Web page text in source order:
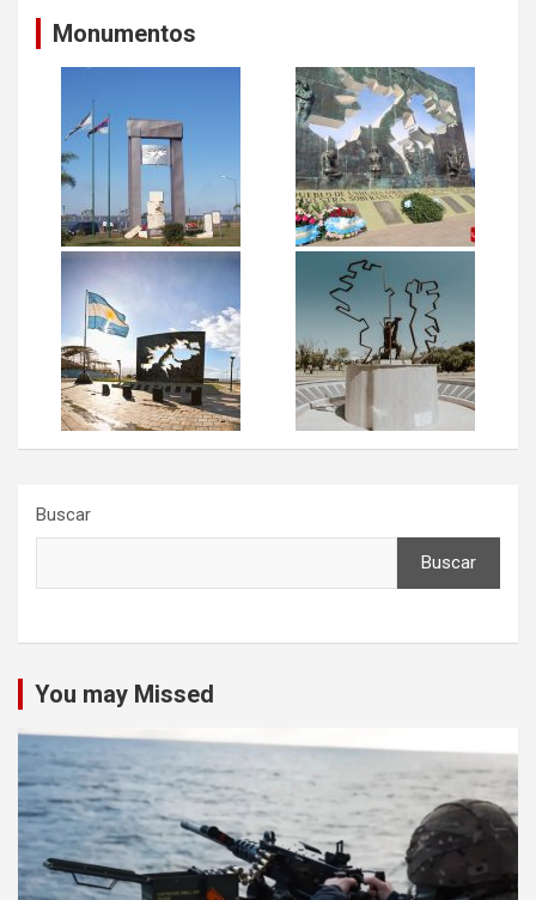
Monumentos
Buscar
Buscar
You may Missed